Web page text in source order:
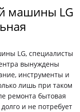
машины LG
LG, специалисты
вынуждены
инструменты и
лишь при таком
ремонта бытовая
и не потребует